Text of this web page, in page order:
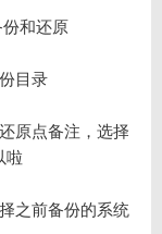
和还原
目录
原点备注，选择
啦
之前备份的系统